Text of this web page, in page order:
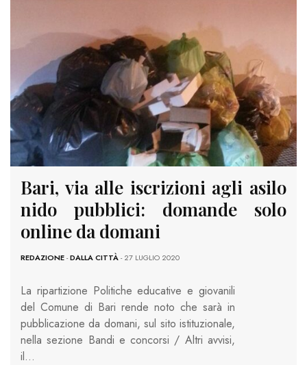
Bari, via alle iscrizioni agli asilo
nido pubblici: domande solo
online da domani
REDAZIONE-DALLA CITTÀ- 27 LUGLIO 2020
La ripartizione Politiche educative e giovanili
del Comune di Bari rende noto che sarà in
pubblicazione da domani, sul sito istituzionale,
nella sezione Bandi e concorsi / Altri avvisi,
il…